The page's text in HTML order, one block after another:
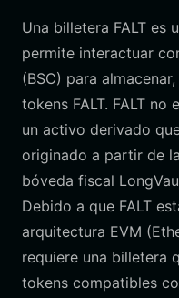
Una billetera FALT es
permite interactuar
(BSC) para
tokens FALT. FALT
un activo derivado
originado a partir de
bóveda fiscal
Debido a que FALT
arquitectura EVM
requiere una billetera
tokens compatibles